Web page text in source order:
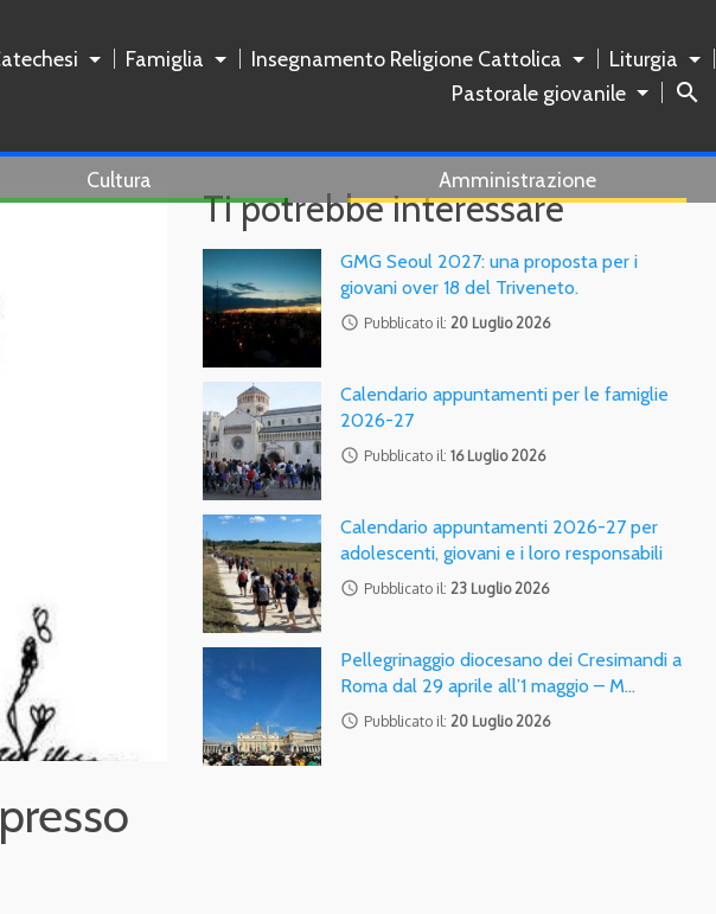
Famiglia Insegnamento Religione Cattolica
Liturgia
Pastorale giovanile
search
Cultura Amministrazione
Ti potrebbe interessare
GMG Seoul 2027: una proposta per i
giovani over 18 del Triveneto.
access_time Pubblicato il: 20 Luglio 2026
Calendario appuntamenti per le famiglie
2026-27
access_time Pubblicato il:16 Luglio 2026
Calendario appuntamenti 2026-27 per
adolescenti, giovani e i loro responsabili
access_time Pubblicato il: 23 Luglio 2026
Pellegrinaggio diocesano dei Cresimandi a
Roma dal 29 aprile all’1 maggio – M…
access_time Pubblicato il: 20 Luglio 2026